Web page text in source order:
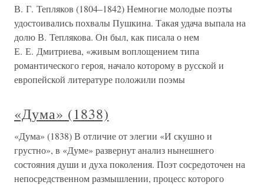
В. Г. Тепляков (1804–1842) Немногие молодые поэты
удостоивались похвалы Пушкина. Такая удача выпала на
долю В. Теплякова. Он был, как писала о нем
Е. Е. Дмитриева, «живым воплощением типа
романтического героя, начало которому в русской и
европейской литературе положили поэмы
«Дума» (1838)
«Дума» (1838) В отличие от элегии «И скушно и
грустно», в «Думе» развернут анализ нынешнего
состояния души и духа поколения. Поэт сосредоточен на
непосредственном размышлении, процесс которого